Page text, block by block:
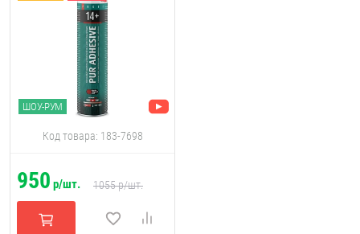
ШОУ-РУМ
Код товара: 183-7698
950 р/шт. 1055р/шт.